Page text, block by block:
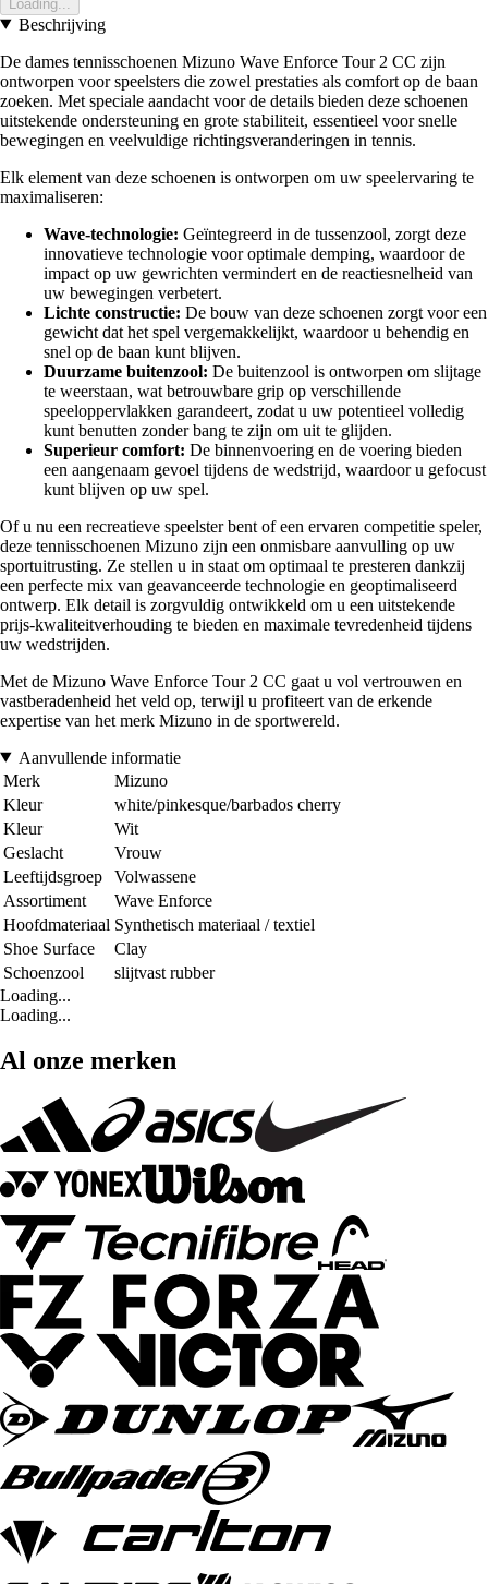
Loading...
Beschrijving
De dames tennisschoenen Mizuno Wave Enforce Tour 2 CC zijn
ontworpen voor speelsters die zowel prestaties als comfort op de baan
zoeken. Met speciale aandacht voor de details bieden deze schoenen
uitstekende ondersteuning en grote stabiliteit, essentieel voor snelle
bewegingen en veelvuldige richtingsveranderingen in tennis.
Elk element van deze schoenen is ontworpen om uw speelervaring te
maximaliseren:
Wave-technologie: Geïntegreerd in de tussenzool, zorgt deze
innovatieve technologie voor optimale demping, waardoor de
impact op uw gewrichten vermindert en de reactiesnelheid van
uw bewegingen verbetert.
Lichte constructie: De bouw van deze schoenen zorgt voor een
gewicht dat het spel vergemakkelijkt, waardoor u behendig en
snel op de baan kunt blijven.
Duurzame buitenzool: De buitenzool is ontworpen om slijtage
te weerstaan, wat betrouwbare grip op verschillende
speeloppervlakken garandeert, zodat u uw potentieel volledig
kunt benutten zonder bang te zijn om uit te glijden.
Superieur comfort: De binnenvoering en de voering bieden
een aangenaam gevoel tijdens de wedstrijd, waardoor u gefocust
kunt blijven op uw spel.
Of u nu een recreatieve speelster bent of een ervaren competitie speler,
deze tennisschoenen Mizuno zijn een onmisbare aanvulling op uw
sportuitrusting. Ze stellen u in staat om optimaal te presteren dankzij
een perfecte mix van geavanceerde technologie en geoptimaliseerd
ontwerp. Elk detail is zorgvuldig ontwikkeld om u een uitstekende
prijs-kwaliteitverhouding te bieden en maximale tevredenheid tijdens
uw wedstrijden.
Met de Mizuno Wave Enforce Tour 2 CC gaat u vol vertrouwen en
vastberadenheid het veld op, terwijl u profiteert van de erkende
expertise van het merk Mizuno in de sportwereld.
Aanvullende informatie
Merk
Mizuno
Kleur
white/pinkesque/barbados cherry
Kleur
Wit
Geslacht
Vrouw
Leeftijdsgroep
Volwassene
Assortiment
Wave Enforce
Hoofdmateriaal Synthetisch materiaal / textiel
Shoe Surface
Clay
Schoenzool
slijtvast rubber
Loading...
Loading...
Al onze merken